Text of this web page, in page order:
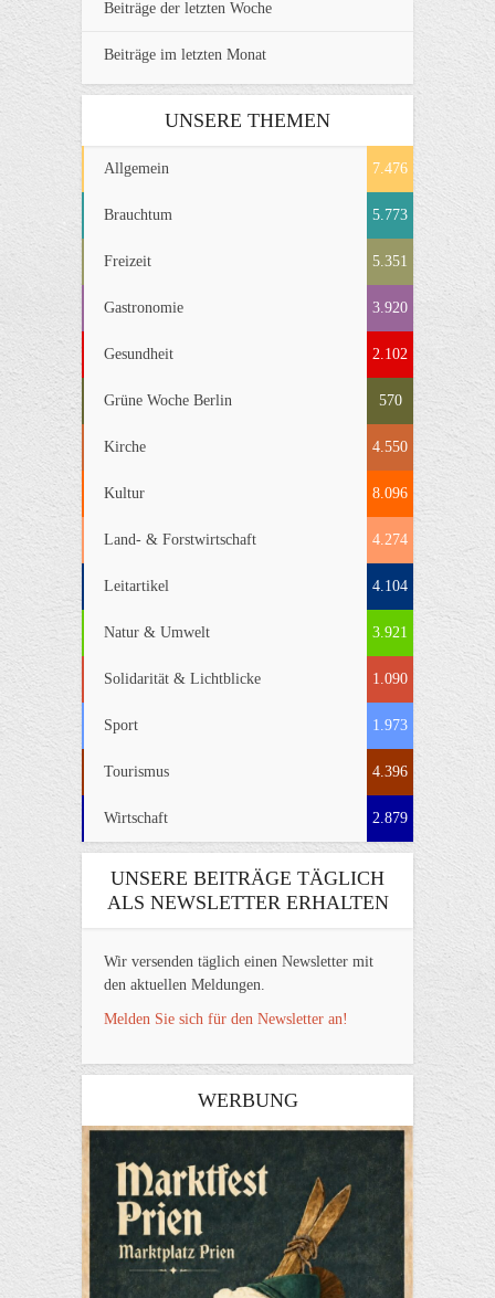
Beiträge der letzten Woche
Beiträge im letzten Monat
UNSERE THEMEN
Allgemein 7.476
Brauchtum 5.773
Freizeit 5.351
Gastronomie 3.920
Gesundheit 2.102
Grüne Woche Berlin 570
Kirche 4.550
Kultur 8.096
Land- & Forstwirtschaft 4.274
Leitartikel 4.104
Natur & Umwelt 3.921
Solidarität & Lichtblicke 1.090
Sport 1.973
Tourismus 4.396
Wirtschaft 2.879
UNSERE BEITRÄGE TÄGLICH
ALS NEWSLETTER ERHALTEN
Wir versenden täglich einen Newsletter mit
den aktuellen Meldungen.
Melden Sie sich für den Newsletter an!
WERBUNG